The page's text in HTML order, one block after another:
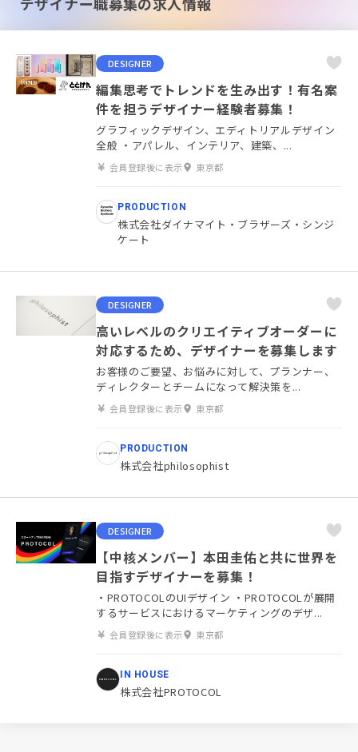
DESIGNER
編集思考でトレンドを生み出す！有名案
件を担うデザイナー経験者募集！
グラフィックデザイン、エディトリアルデザイン
全般 ・アパレル、インテリア、建築、...
会員登録後に表示 東京都
PRODUCTION
株式会社ダイナマイト・ブラザーズ・シンジ
ケート
DESIGNER
高いレベルのクリエイティブオーダーに
対応するため、デザイナーを募集します
お客様のご要望、お悩みに対して、プランナー、
ディレクターとチームになって解決策を...
会員登録後に表示 東京都
PRODUCTION
株式会社philosophist
DESIGNER
【中核メンバー】本田圭佑と共に世界を
目指すデザイナーを募集！
・PROTOCOLのUIデザイン ・PROTOCOLが展開
するサービスにおけるマーケティングのデザ...
会員登録後に表示 東京都
IN HOUSE
株式会社PROTOCOL